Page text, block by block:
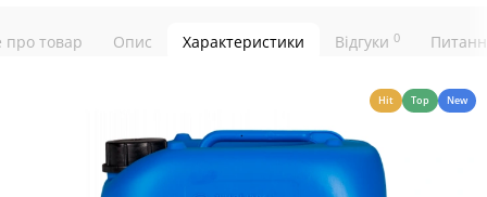
про товар Опис Характеристики Відгуки 0
Hit Top New